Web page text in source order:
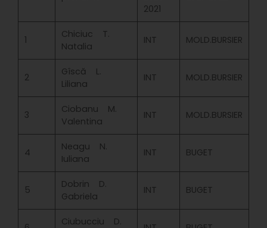
2021
1
Chiciuc T.
Natalia
INT MOLD.BURSIER
2
Gîscă L.
Liliana
INT MOLD.BURSIER
3
Ciobanu M.
Valentina
INT MOLD.BURSIER
4
Neagu N.
Iuliana
INT BUGET
5
Dobrin D.
Gabriela
INT BUGET
Ciubucciu D.